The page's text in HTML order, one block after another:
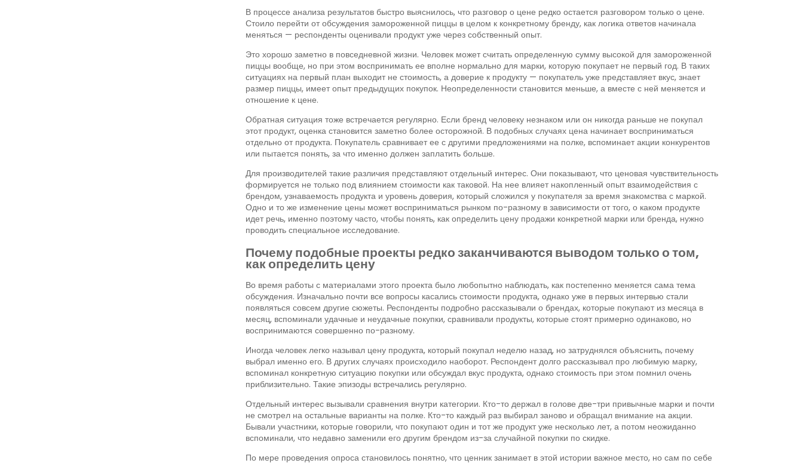
В процессе анализа результатов быстро выяснилось, что разговор о цене редко остается разговором только о цене.
Стоило перейти от обсуждения замороженной пиццы в целом к конкретному бренду, как логика ответов начинала
меняться — респонденты оценивали продукт уже через собственный опыт.
Это хорошо заметно в повседневной жизни. Человек может считать определенную сумму высокой для замороженной
пиццы вообще, но при этом воспринимать ее вполне нормально для марки, которую покупает не первый год. В таких
ситуациях на первый план выходит не стоимость, а доверие к продукту — покупатель уже представляет вкус, знает
размер пиццы, имеет опыт предыдущих покупок. Неопределенности становится меньше, а вместе с ней меняется и
отношение к цене.
Обратная ситуация тоже встречается регулярно. Если бренд человеку незнаком или он никогда раньше не покупал
этот продукт, оценка становится заметно более осторожной. В подобных случаях цена начинает восприниматься
отдельно от продукта. Покупатель сравнивает ее с другими предложениями на полке, вспоминает акции конкурентов
или пытается понять, за что именно должен заплатить больше.
Для производителей такие различия представляют отдельный интерес. Они показывают, что ценовая чувствительность
формируется не только под влиянием стоимости как таковой. На нее влияет накопленный опыт взаимодействия с
брендом, узнаваемость продукта и уровень доверия, который сложился у покупателя за время знакомства с маркой.
Одно и то же изменение цены может восприниматься рынком по-разному в зависимости от того, о каком продукте
идет речь, именно поэтому часто, чтобы понять, как определить цену продажи конкретной марки или бренда, нужно
проводить специальное исследование.
Почему подобные проекты редко заканчиваются выводом только о том,
как определить цену
Во время работы с материалами этого проекта было любопытно наблюдать, как постепенно меняется сама тема
обсуждения. Изначально почти все вопросы касались стоимости продукта, однако уже в первых интервью стали
появляться совсем другие сюжеты. Респонденты подробно рассказывали о брендах, которые покупают из месяца в
месяц, вспоминали удачные и неудачные покупки, сравнивали продукты, которые стоят примерно одинаково, но
воспринимаются совершенно по-разному.
Иногда человек легко называл цену продукта, который покупал неделю назад, но затруднялся объяснить, почему
выбрал именно его. В других случаях происходило наоборот. Респондент долго рассказывал про любимую марку,
вспоминал конкретную ситуацию покупки или обсуждал вкус продукта, однако стоимость при этом помнил очень
приблизительно. Такие эпизоды встречались регулярно.
Отдельный интерес вызывали сравнения внутри категории. Кто-то держал в голове две-три привычные марки и почти
не смотрел на остальные варианты на полке. Кто-то каждый раз выбирал заново и обращал внимание на акции.
Бывали участники, которые говорили, что покупают один и тот же продукт уже несколько лет, а потом неожиданно
вспоминали, что недавно заменили его другим брендом из-за случайной покупки по скидке.
По мере проведения опроса становилось понятно, что ценник занимает в этой истории важное место, но сам по себе